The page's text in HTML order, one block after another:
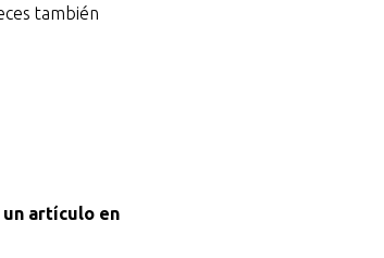
también
artículo en